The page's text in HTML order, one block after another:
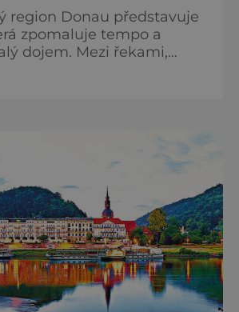
region Donau představuje
zpomaluje tempo a
dojem. Mezi řekami,
příroda, gastronomie a
podél řek, pěších
výhledy, rodinnýc